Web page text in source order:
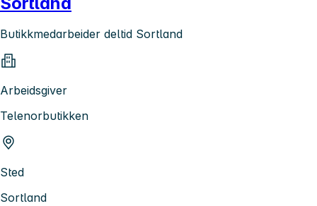
Butikkmedarbeider deltid Sortland
Arbeidsgiver
Telenorbutikken
Sted
Sortland